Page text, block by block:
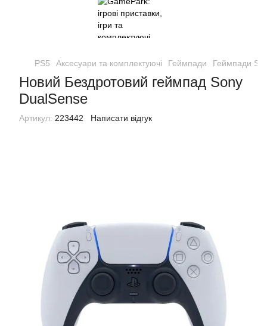
PS5 Аксесуари та комплектуючі Геймпади Геймпади
Новий Бездротовий геймпад Sony
DualSense
Артикул: 223442 Написати відгук